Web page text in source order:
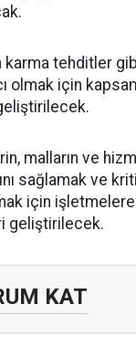
karma tehditler
olmak için
malların ve
sağlamak ve
için
geliştirilecek.
KAT